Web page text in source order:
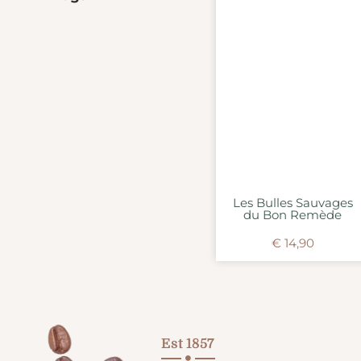
Les Bulles Sauvages
du Bon Remède
€ 14,90
Est 1857